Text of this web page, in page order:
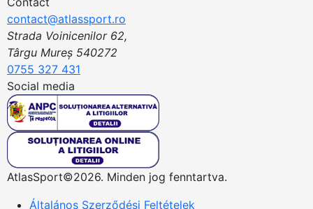
contact@atlassport.ro
Strada Voinicenilor 62,
Târgu Mureș 540272
0755 327 431
Social media
AtlasSport©2026. Minden jog fenntartva.
Általános Szerződési Feltételek